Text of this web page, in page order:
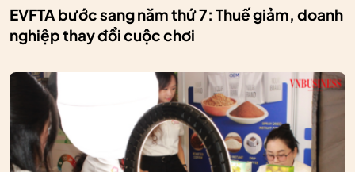
EVFTA bước sang năm thứ 7: Thuế giảm, doanh
nghiệp thay đổi cuộc chơi